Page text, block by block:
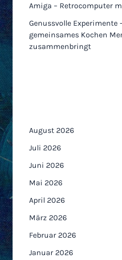
Amiga – Retrocomputer
Genussvolle Experimente
gemeinsames Kochen
zusammenbringt
August 2026
Juli 2026
Juni 2026
Mai 2026
April 2026
März 2026
Februar 2026
Januar 2026